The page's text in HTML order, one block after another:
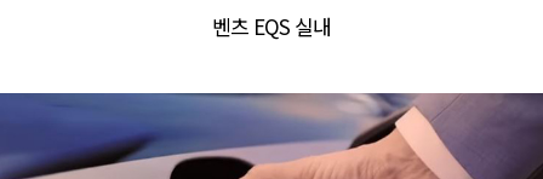
벤츠 EQS 실내